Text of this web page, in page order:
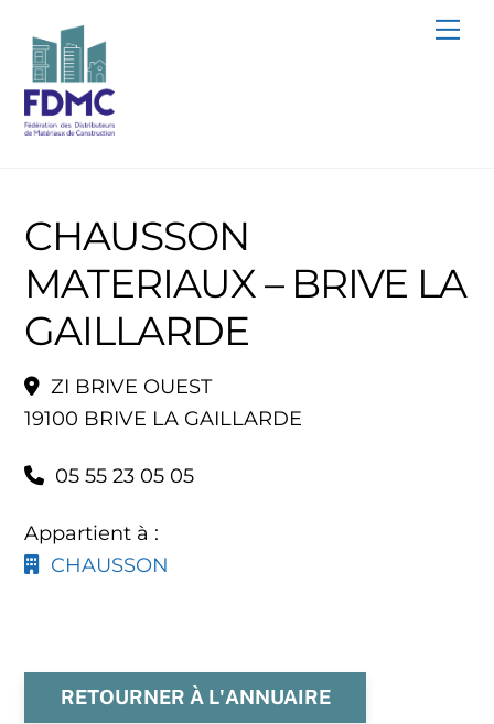
content
CHAUSSON
MATERIAUX – BRIVE LA
GAILLARDE
ZI BRIVE OUEST
19100 BRIVE LA GAILLARDE
05 55 23 05 05
Appartient à :
CHAUSSON
RETOURNER À L'ANNUAIRE